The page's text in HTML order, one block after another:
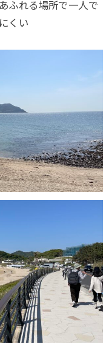
ふれる場所で一人で
くい